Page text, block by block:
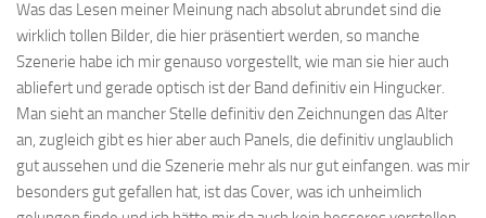
Was das Lesen meiner Meinung nach absolut abrundet sind die
wirklich tollen Bilder, die hier präsentiert werden, so manche
Szenerie habe ich mir genauso vorgestellt, wie man sie hier auch
abliefert und gerade optisch ist der Band definitiv ein Hingucker.
Man sieht an mancher Stelle definitiv den Zeichnungen das Alter
an, zugleich gibt es hier aber auch Panels, die definitiv unglaublich
gut aussehen und die Szenerie mehr als nur gut einfangen. was mir
besonders gut gefallen hat, ist das Cover, was ich unheimlich